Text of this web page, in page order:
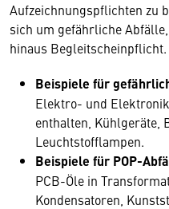
Aufzeichnungspflichten zu
sich um gefährliche
hinaus Begleitscheinpflicht.
Beispiele für
Elektro- und
enthalten, Kühlgeräte,
Leuchtstofflampen.
Beispiele für POP-
PCB-Öle in
Kondensatoren,